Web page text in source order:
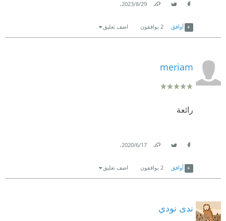
29‏/8‏/2023
.
أوافق 2 يوافقون اضف تعليق
meriam
رائعة
17‏/6‏/2020
.
أوافق 2 يوافقون اضف تعليق
ندى نودي